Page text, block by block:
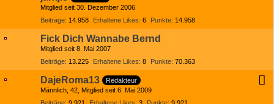
Mitglied seit 30. Dezember 2006
Beiträge 14.958 Erhaltene Likes 6 Punkte 14.958
Fick Dich Wannabe Bernd
Mitglied seit 8. Mai 2007
Beiträge 13.225 Erhaltene Likes 8 Punkte 70.363
DajeRoma13
Redakteur
Männlich 42 Mitglied seit 6. Mai 2009